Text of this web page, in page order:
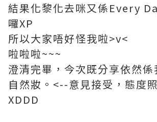
結果化黎化去咪又係Every
囉XP
所以大家唔好怪我啦>v<
啦啦啦~~~
澄清完畢，今次既分享依然係
自然妝。<--意見接受，態度
XDDD